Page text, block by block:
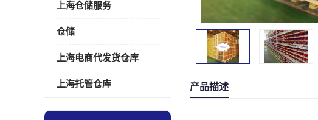
上海仓储服务
仓储
上海电商代发货仓库
上海托管仓库 产品描述